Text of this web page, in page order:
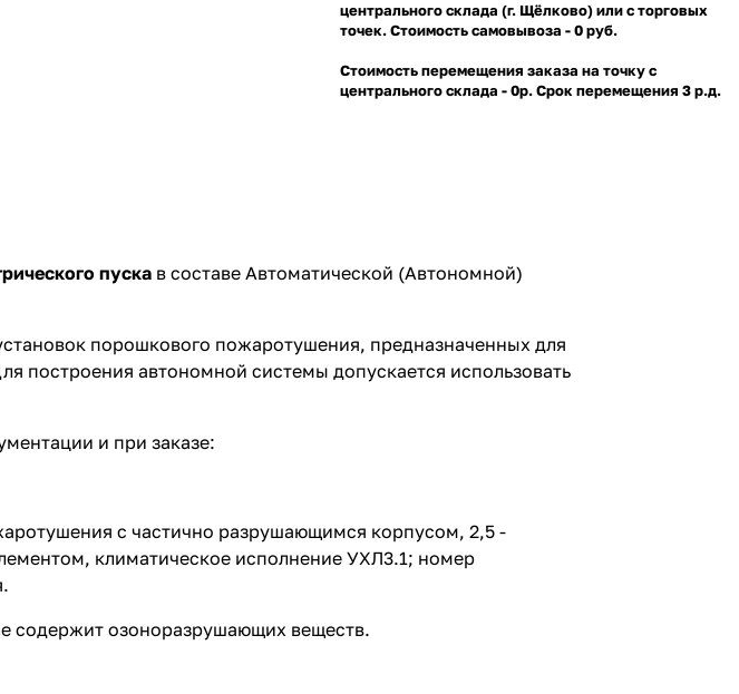
центрального склада (г. Щёлково) или с торговых
точек. Стоимость самовывоза - 0 руб.
Стоимость перемещения заказа на точку с
центрального склада - 0р. Срок перемещения 3 р.д.
пуска в составе Автоматической (Автономной)
порошкового пожаротушения, предназначенных для
построения автономной системы допускается использовать
и при заказе:
с частично разрушающимся корпусом, 2,5 -
климатическое исполнение УХЛ3.1; номер
содержит озоноразрушающих веществ.